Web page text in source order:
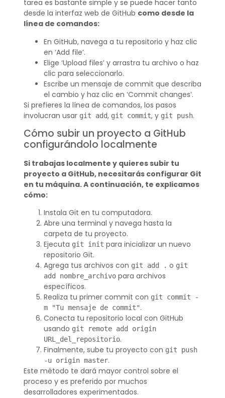
tarea es bastante simple y se puede hacer tanto
desde la interfaz web de GitHub como desde la
línea de comandos:
En GitHub, navega a tu repositorio y haz clic
en ‘Add file’.
Elige ‘Upload files’ y arrastra tu archivo o haz
clic para seleccionarlo.
Escribe un mensaje de commit que describa
el cambio y haz clic en ‘Commit changes’.
Si prefieres la línea de comandos, los pasos
involucran usar git add, git commit, y git push.
Cómo subir un proyecto a GitHub
configurándolo localmente
Si trabajas localmente y quieres subir tu
proyecto a GitHub, necesitarás configurar Git
en tu máquina. A continuación, te explicamos
cómo:
Instala Git en tu computadora.
Abre una terminal y navega hasta la
carpeta de tu proyecto.
Ejecuta git init para inicializar un nuevo
repositorio Git.
Agrega tus archivos con git add . o git
add nombre_archivopara archivos
específicos.
Realiza tu primer commit con git commit -
m "Tu mensaje de commit".
Conecta tu repositorio local con GitHub
usando git remote add origin
URL_del_repositorio.
Finalmente, sube tu proyecto con git push
-u origin master.
Este método te dará mayor control sobre el
proceso y es preferido por muchos
desarrolladores experimentados.